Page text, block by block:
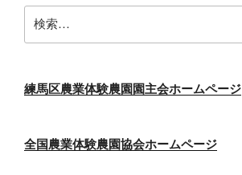
ン
索:
練馬区農業体験農園園主会ホームページ
全国農業体験農園協会ホームページ